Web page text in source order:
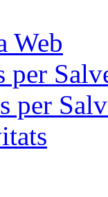
Web
per
per